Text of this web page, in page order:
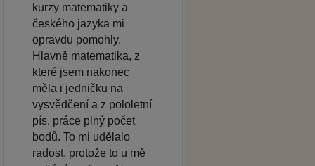
kurzy matematiky a
českého jazyka mi
opravdu pomohly.
Hlavně matematika, z
které jsem nakonec
měla i jedničku na
vysvědčení a z pololetní
pís. práce plný počet
bodů. To mi udělalo
radost, protože to u mě